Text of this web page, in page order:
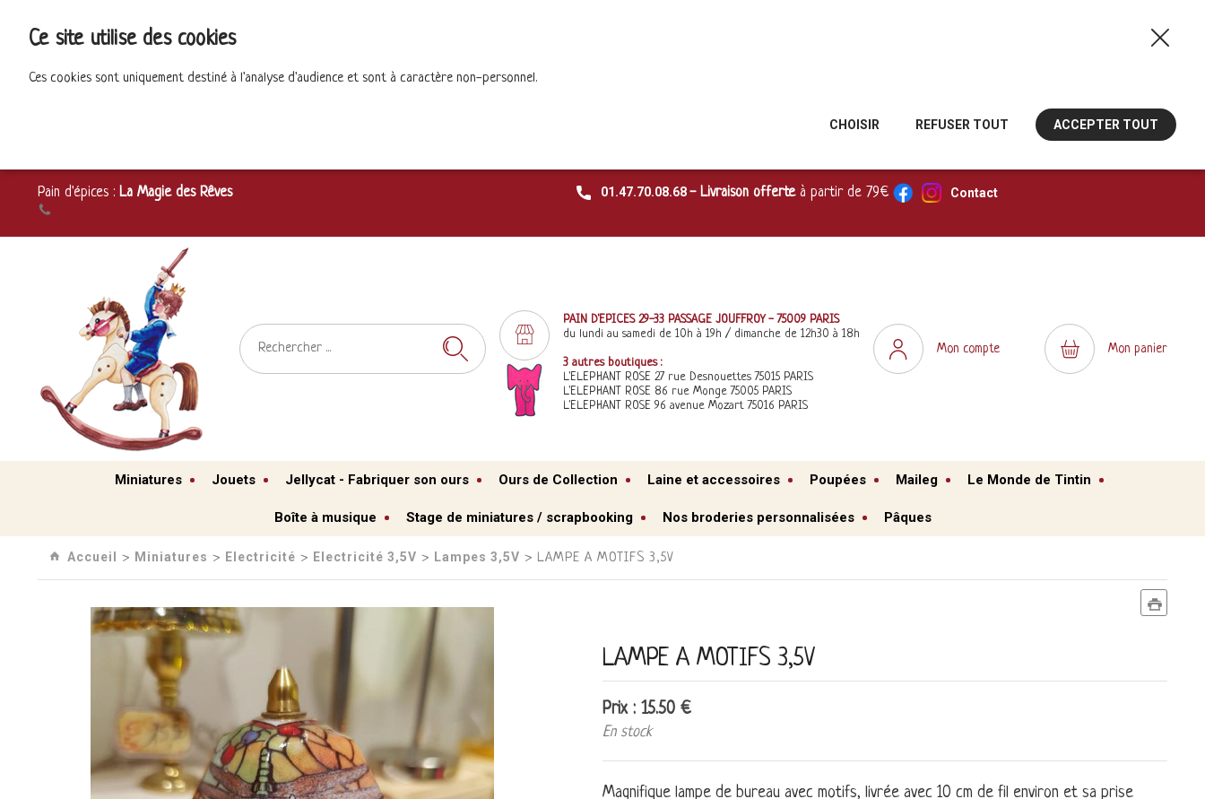
Pain d'épices : La Magie des Rêves 01.47.70.08.68- Livraison offerte à partir de 79€ Contact
PAIN D'EPICES 29-33 PASSAGE JOUFFROY - 75009 PARIS
du lundi au samedi de 10h à 19h / dimanche de 12h30 à 18h
3 autres boutiques :
L'ELEPHANT ROSE 27 rue Desnouettes 75015 PARIS
L'ELEPHANT ROSE 86 rue Monge 75005 PARIS
L'ELEPHANT ROSE 96 avenue Mozart 75016 PARIS
Mon compte Mon panier
Miniatures Jouets Jellycat - Fabriquer son ours Ours de Collection Laine et accessoires Poupées Maileg Le Monde de Tintin
Boîte à musique Stage de miniatures / scrapbooking Nos broderies personnalisées Pâques
Accueil › Miniatures › Electricité › Electricité 3,5V › Lampes 3,5V › LAMPE A MOTIFS 3,5V
LAMPE A MOTIFS 3,5V
Prix : 15.50 €
En stock
Magnifique lampe de bureau avec motifs, livrée avec 10 cm de fil environ et sa prise
Ce site utilise des cookies
Ces cookies sont uniquement destiné à l'analyse d'audience et sont à caractère non-personnel.
CHOISIR REFUSER TOUT ACCEPTER TOUT